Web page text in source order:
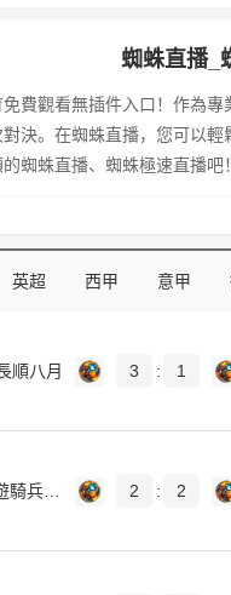
蜘蛛直播_
費觀看無插件入口！作為
決。在蜘蛛直播，您可以
蜘蛛直播、蜘蛛極速直播吧！
英超 西甲 意甲
順八月 3 : 1
2 : 2